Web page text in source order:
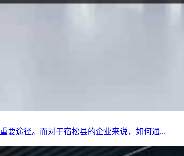
要途径。而对于宿松县的企业来说，如何通...